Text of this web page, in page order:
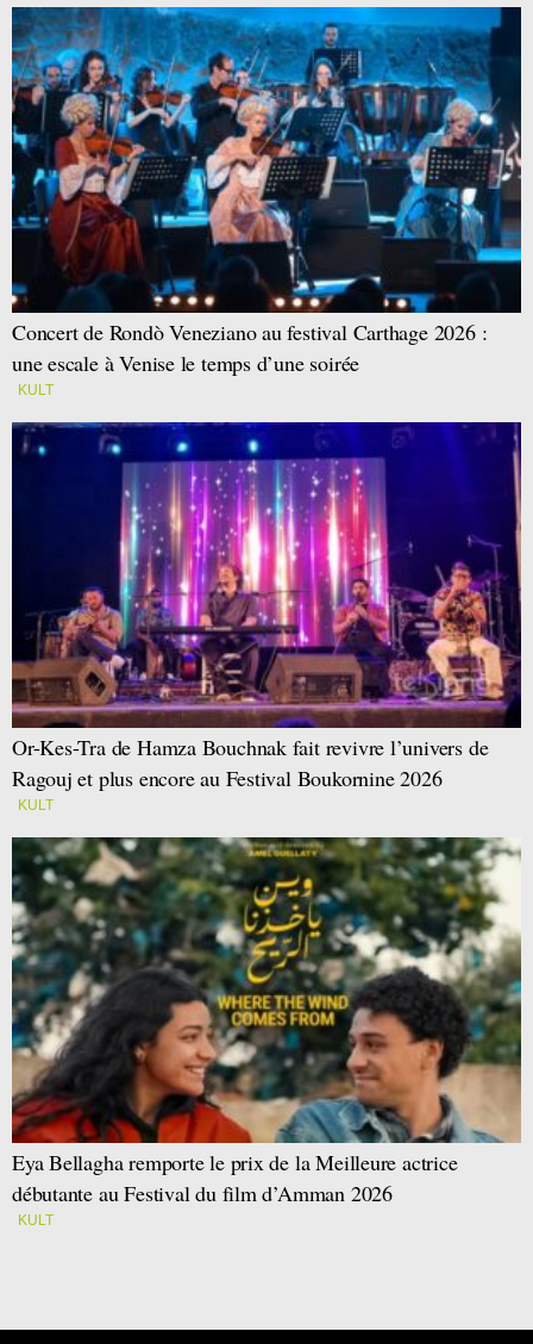
Concert de Rondò Veneziano au festival Carthage 2026 :
une escale à Venise le temps d’une soirée
KULT
Or-Kes-Tra de Hamza Bouchnak fait revivre l’univers de
Ragouj et plus encore au Festival Boukornine 2026
KULT
Eya Bellagha remporte le prix de la Meilleure actrice
débutante au Festival du film d’Amman 2026
KULT